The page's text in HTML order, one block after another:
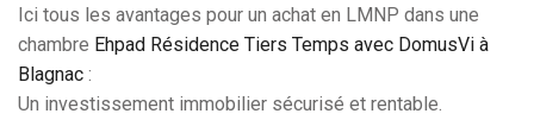
Ici tous les avantages pour un achat en LMNP dans une
chambre Ehpad Résidence Tiers Temps avec DomusVi à
Blagnac :
Un investissement immobilier sécurisé et rentable.